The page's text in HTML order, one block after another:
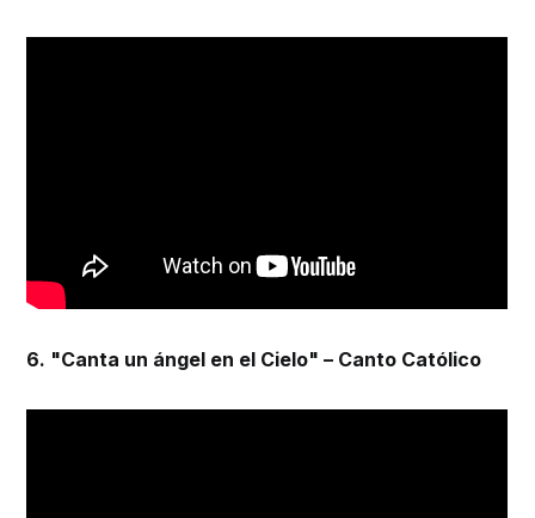
6. "Canta un ángel en el Cielo" – Canto Católico